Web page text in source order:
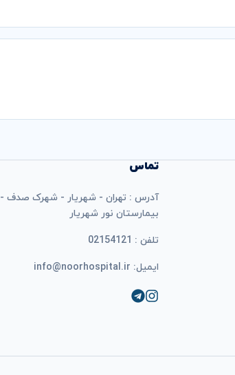
تماس
آدرس : تهران - شهریار - شهرک صدف -
بیمارستان نور شهریار
تلفن : 02154121
ایمیل: info@noorhospital.ir